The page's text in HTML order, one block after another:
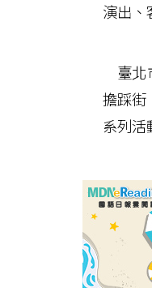
演出、
臺北
擔踩街
系列活